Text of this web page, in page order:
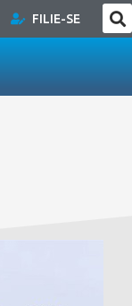
FILIE-SE